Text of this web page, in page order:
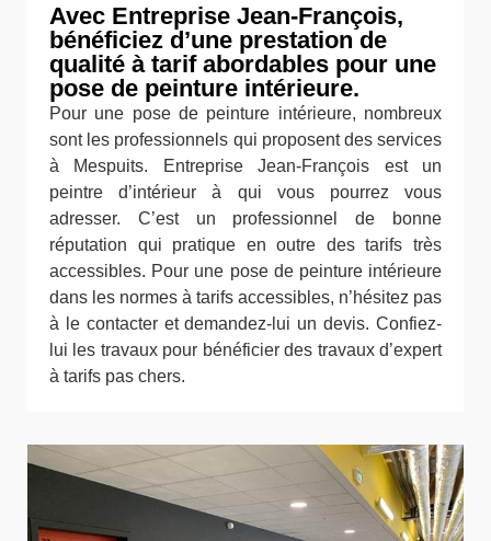
Avec Entreprise Jean-François,
bénéficiez d’une prestation de
qualité à tarif abordables pour une
pose de peinture intérieure.
Pour une pose de peinture intérieure, nombreux
sont les professionnels qui proposent des services
à Mespuits. Entreprise Jean-François est un
peintre d’intérieur à qui vous pourrez vous
adresser. C’est un professionnel de bonne
réputation qui pratique en outre des tarifs très
accessibles. Pour une pose de peinture intérieure
dans les normes à tarifs accessibles, n’hésitez pas
à le contacter et demandez-lui un devis. Confiez-
lui les travaux pour bénéficier des travaux d’expert
à tarifs pas chers.